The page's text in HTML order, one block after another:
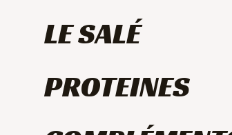
LE SALÉ
PROTEINES